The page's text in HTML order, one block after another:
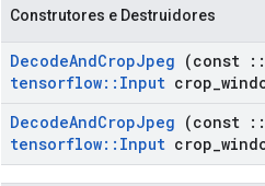
Construtores e Destruidores
DecodeAndCropJpeg (const ::
tensorflow:: Input crop
DecodeAndCropJpeg (const ::
tensorflow:: Input crop